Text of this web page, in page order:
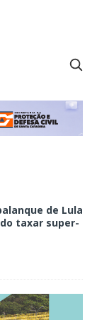
de Lula
taxar super-